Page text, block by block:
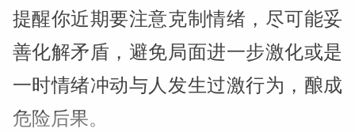
提醒你近期要注意克制情绪，尽可能妥
善化解矛盾，避免局面进一步激化或是
一时情绪冲动与人发生过激行为，酿成
危险后果。